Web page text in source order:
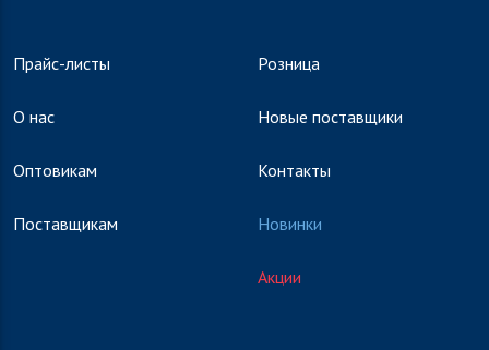
Прайс-листы
О нас
Оптовикам
Поставщикам
Розница
Новые поставщики
Контакты
Новинки
Акции